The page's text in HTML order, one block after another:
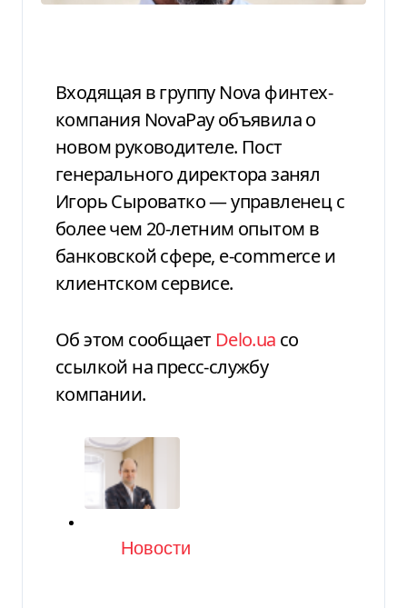
Входящая в группу Nova финтех-
компания NovaPay объявила о
новом руководителе. Пост
генерального директора занял
Игорь Сыроватко — управленец с
более чем 20-летним опытом в
банковской сфере, e-commerce и
клиентском сервисе.
Об этом сообщает Delo.ua со
ссылкой на пресс-службу
компании.
Категория
Новости